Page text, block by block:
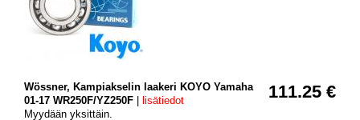
111.25 €
Wössner, Kampiakselin laakeri KOYO Yamaha
01-17 WR250F/YZ250F
lisätiedot
Myydään yksittäin.